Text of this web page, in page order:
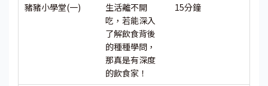
豬豬小學堂(一)
生活離不開
吃，若能深入
了解飲食背後
的種種學問，
那真是有深度
的飲食家！
15分鐘